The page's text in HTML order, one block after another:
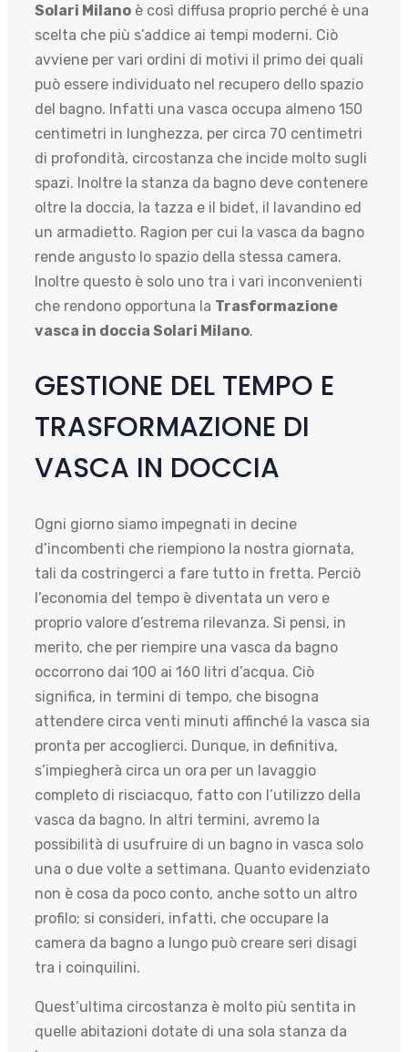
Solari Milano è così diffusa proprio perché è una
scelta che più s’addice ai tempi moderni. Ciò
avviene per vari ordini di motivi il primo dei quali
può essere individuato nel recupero dello spazio
del bagno. Infatti una vasca occupa almeno 150
centimetri in lunghezza, per circa 70 centimetri
di profondità, circostanza che incide molto sugli
spazi. Inoltre la stanza da bagno deve contenere
oltre la doccia, la tazza e il bidet, il lavandino ed
un armadietto. Ragion per cui la vasca da bagno
rende angusto lo spazio della stessa camera.
Inoltre questo è solo uno tra i vari inconvenienti
che rendono opportuna la Trasformazione
vasca in doccia Solari Milano.
GESTIONE DEL TEMPO E
TRASFORMAZIONE DI
VASCA IN DOCCIA
Ogni giorno siamo impegnati in decine
d’incombenti che riempiono la nostra giornata,
tali da costringerci a fare tutto in fretta. Perciò
l’economia del tempo è diventata un vero e
proprio valore d’estrema rilevanza. Si pensi, in
merito, che per riempire una vasca da bagno
occorrono dai 100 ai 160 litri d’acqua. Ciò
significa, in termini di tempo, che bisogna
attendere circa venti minuti affinché la vasca sia
pronta per accoglierci. Dunque, in definitiva,
s’impiegherà circa un ora per un lavaggio
completo di risciacquo, fatto con l’utilizzo della
vasca da bagno. In altri termini, avremo la
possibilità di usufruire di un bagno in vasca solo
una o due volte a settimana. Quanto evidenziato
non è cosa da poco conto, anche sotto un altro
profilo; si consideri, infatti, che occupare la
camera da bagno a lungo può creare seri disagi
tra i coinquilini.
Quest’ultima circostanza è molto più sentita in
quelle abitazioni dotate di una sola stanza da